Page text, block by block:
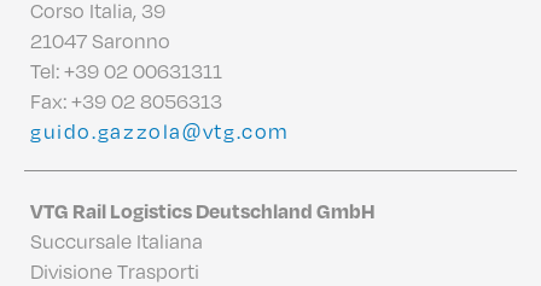
Corso Italia, 39
21047 Saronno
Tel:+39 02 00631311
Fax: +39 02 8056313
guido.gazzola@vtg.com
VTG Rail Logistics Deutschland GmbH
Succursale Italiana
Divisione Trasporti